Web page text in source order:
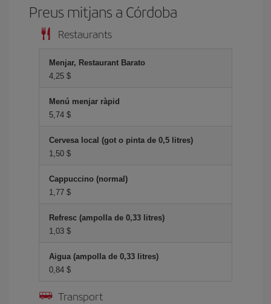
Preus mitjans a Córdoba
Restaurants
Menjar, Restaurant Barato
4,25 $
Menú menjar ràpid
5,74 $
Cervesa local (got o pinta de 0,5 litres)
1,50 $
Cappuccino (normal)
1,77 $
Refresc (ampolla de 0,33 litres)
1,03 $
Aigua (ampolla de 0,33 litres)
0,84 $
Transport